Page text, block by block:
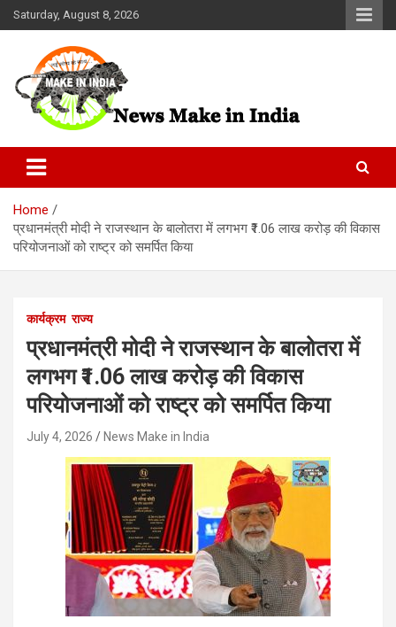
Skip
to
Saturday, August 8, 2026
News Make In india
Home
प्रधानमंत्री मोदी ने राजस्थान के बालोतरा में लगभग ₹1.06 लाख करोड़ की विकास
परियोजनाओं को राष्ट्र को समर्पित किया
कार्यक्रम राज्य
प्रधानमंत्री मोदी ने राजस्थान के बालोतरा में
लगभग ₹1.06 लाख करोड़ की विकास
परियोजनाओं को राष्ट्र को समर्पित किया
July 4, 2026 News Make in India